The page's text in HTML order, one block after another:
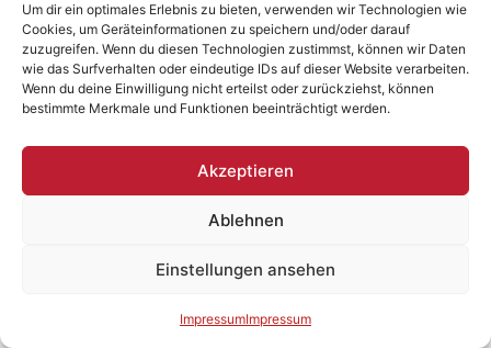
Um dir ein optimales Erlebnis zu bieten, verwenden wir Technologien wie
Cookies, um Geräteinformationen zu speichern und/oder darauf
zuzugreifen. Wenn du diesen Technologien zustimmst, können wir Daten
wie das Surfverhalten oder eindeutige IDs auf dieser Website verarbeiten.
Wenn du deine Einwilligung nicht erteilst oder zurückziehst, können
bestimmte Merkmale und Funktionen beeinträchtigt werden.
Akzeptieren
Ablehnen
Einstellungen ansehen
ImpressumImpressum
man zeigte jede Menge Flaggen, und zum Spielbeginn
auch Rauch. Das Publikum sympathisierte etwa fifty-fifty
mit den Teams. Hinter einem Tor rockte eine lokale
Rockband, am Kuchenstand wurde aufgefahren wie bei
Niederlage ausgegangen wurde.
Delay dagegen von 41:7. Beide Mannschaften zählten
Weiß Neukölln. Doch die BSV-Recken standen den
augenscheinlichen Vertretern der Übermacht auf den